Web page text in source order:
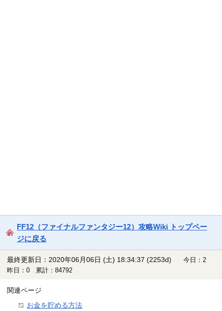
FF12（ファイナルファンタジー12）攻略Wiki トップペー
ジに戻る
最終更新日：2020年06月06日 (土) 18:34:37 (2253d)
今日：2
昨日：0 累計：84792
関連ページ
お金を貯める方法